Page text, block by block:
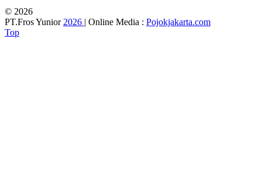
© 2026
PT.Fros Yunior2026 | Online Media : Pojokjakarta.com
Top